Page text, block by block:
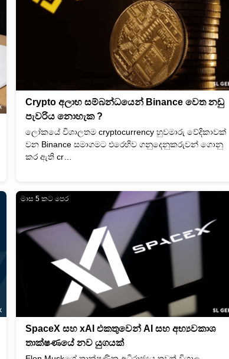
Crypto අලාභ සම්බන්ධයෙන් Binance වෙත නඩු
පැවරිය නොහැක ?
ලෝකයේ විශාලතම cryptocurrency හුවමාරු වේදිකාවක්
වන Binance සමාගමට එරෙහිව ගනුදෙනුකරුවන් ගොනු
කර ඇති cr…
මාස 5 කට පෙර
SpaceX සහ xAI එකතුවෙන් AI සහ අභ්‍යවකාශ
තාක්ෂණයේ නව යුගයක්